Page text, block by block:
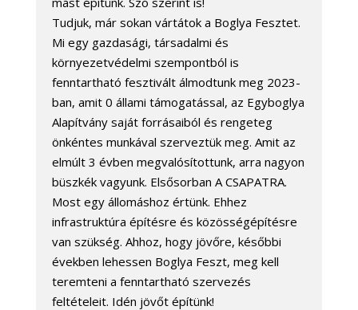
Tudjuk, már sokan vártátok a Boglya Fesztet.
Mi egy gazdasági, társadalmi és
környezetvédelmi szempontból is
fenntartható fesztivált álmodtunk meg 2023-
ban, amit 0 állami támogatással, az Egyboglya
Alapítvány saját forrásaiból és rengeteg
önkéntes munkával szerveztük meg. Amit az
elmúlt 3 évben megvalósítottunk, arra nagyon
büszkék vagyunk. Elsősorban A CSAPATRA.
Most egy állomáshoz értünk. Ehhez
infrastruktúra építésre és közösségépítésre
van szükség. Ahhoz, hogy jövőre, későbbi
években lehessen Boglya Feszt, meg kell
teremteni a fenntartható szervezés
feltételeit. Idén jövőt építünk!